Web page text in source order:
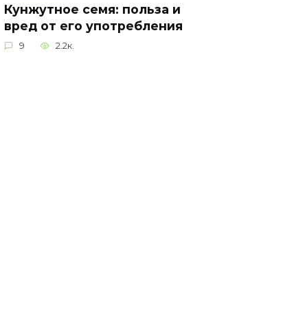
Кунжутное семя: польза и
вред от его употребления
9 2.2к.